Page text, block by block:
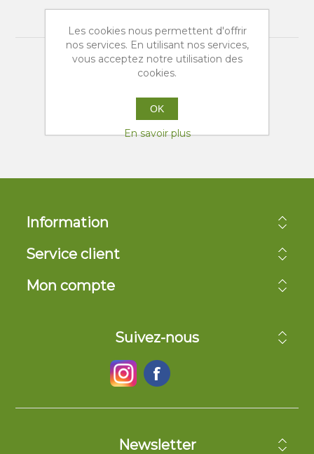
Nouveautés
Information
Service client
Mon compte
Suivez-nous
Newsletter
Les cookies nous permettent d'offrir
nos services. En utilisant nos services,
vous acceptez notre utilisation des
cookies.
OK
En savoir plus